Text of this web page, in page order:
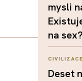
mysli
na sex?
CIVILIZACE
Deset